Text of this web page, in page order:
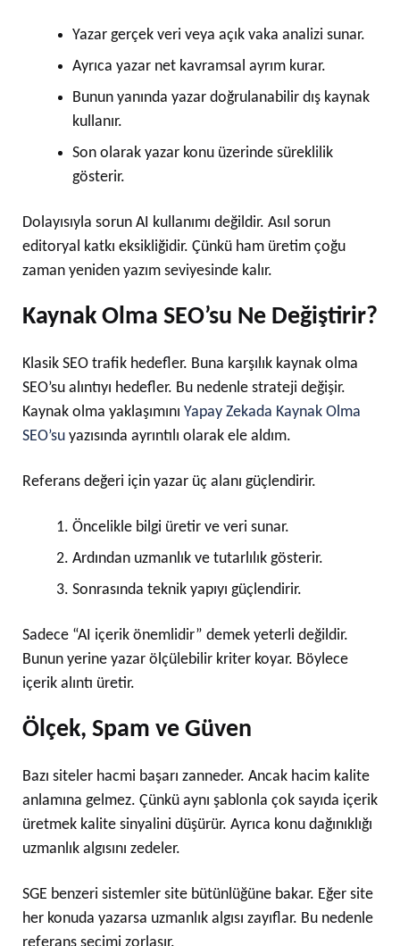
Yazar gerçek veri veya açık vaka analizi sunar.
Ayrıca yazar net kavramsal ayrım kurar.
Bunun yanında yazar doğrulanabilir dış kaynak
kullanır.
Son olarak yazar konu üzerinde süreklilik
gösterir.
Dolayısıyla sorun AI kullanımı değildir. Asıl sorun
editoryal katkı eksikliğidir. Çünkü ham üretim çoğu
zaman yeniden yazım seviyesinde kalır.
Kaynak Olma SEO’su Ne Değiştirir?
Klasik SEO trafik hedefler. Buna karşılık kaynak olma
SEO’su alıntıyı hedefler. Bu nedenle strateji değişir.
Kaynak olma yaklaşımını Yapay Zekada Kaynak Olma
SEO’su yazısında ayrıntılı olarak ele aldım.
Referans değeri için yazar üç alanı güçlendirir.
Öncelikle bilgi üretir ve veri sunar.
Ardından uzmanlık ve tutarlılık gösterir.
Sonrasında teknik yapıyı güçlendirir.
Sadece “AI içerik önemlidir” demek yeterli değildir.
Bunun yerine yazar ölçülebilir kriter koyar. Böylece
içerik alıntı üretir.
Ölçek, Spam ve Güven
Bazı siteler hacmi başarı zanneder. Ancak hacim kalite
anlamına gelmez. Çünkü aynı şablonla çok sayıda içerik
üretmek kalite sinyalini düşürür. Ayrıca konu dağınıklığı
uzmanlık algısını zedeler.
SGE benzeri sistemler site bütünlüğüne bakar. Eğer site
her konuda yazarsa uzmanlık algısı zayıflar. Bu nedenle